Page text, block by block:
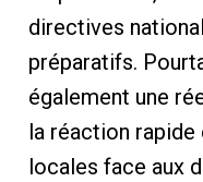
directives
préparatifs.
également une
la réaction
locales face aux